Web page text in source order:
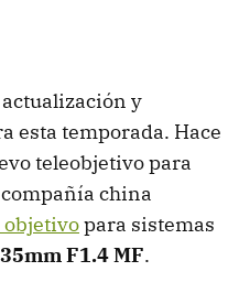
y
esta temporada. Hace
teleobjetivo para
china
objetivopara sistemas
F1.4 MF.